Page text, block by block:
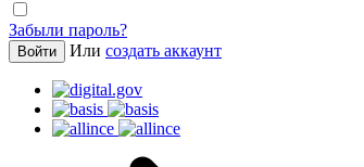
Забыли пароль?
Войти Или создать аккаунт